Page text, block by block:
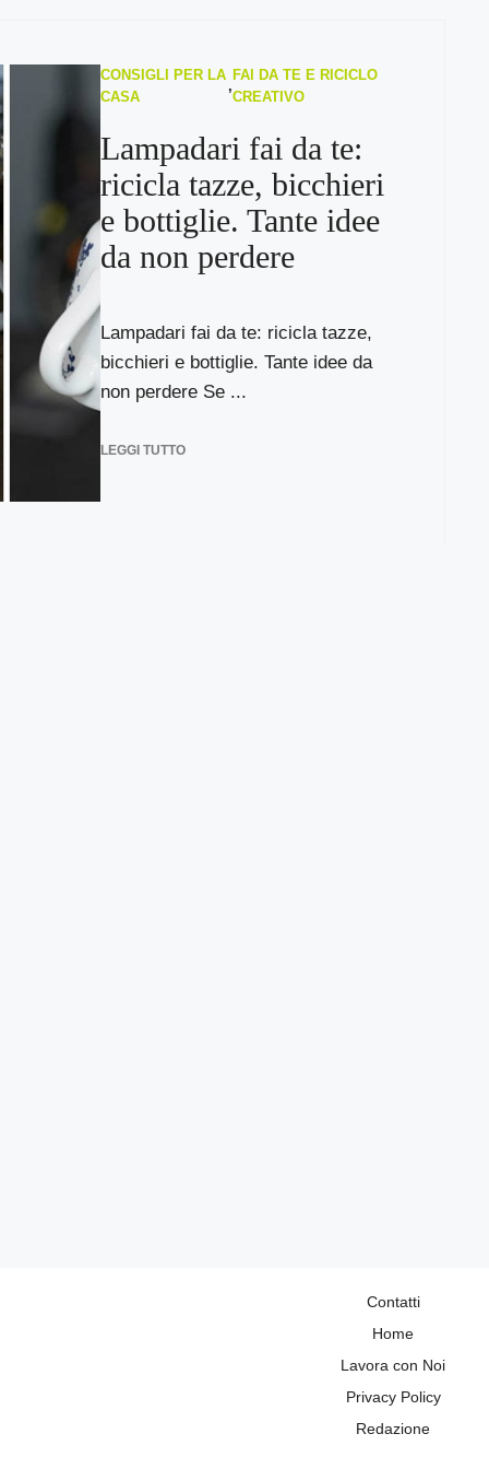
CONSIGLI PER LA
CASA
,
FAI DA TE E RICICLO
CREATIVO
Lampadari fai da te:
ricicla tazze, bicchieri
e bottiglie. Tante idee
da non perdere
Lampadari fai da te: ricicla tazze,
bicchieri e bottiglie. Tante idee da
non perdere Se ...
LEGGI TUTTO
Contatti
Home
Lavora con Noi
Privacy Policy
Redazione